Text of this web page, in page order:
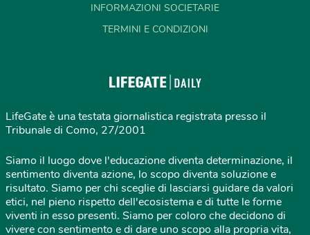
INFORMAZIONI SOCIETARIE
TERMINI E CONDIZIONI
LifeGate è una testata giornalistica registrata presso il
Tribunale di Como, 27/2001
Siamo il luogo dove l'educazione diventa determinazione, il
sentimento diventa azione, lo scopo diventa soluzione e
risultato. Siamo per chi sceglie di lasciarsi guidare da valori
etici, nel pieno rispetto dell'ecosistema e di tutte le forme
viventi in esso presenti. Siamo per coloro che decidono di
vivere con sentimento e di dare uno scopo alla propria vita,